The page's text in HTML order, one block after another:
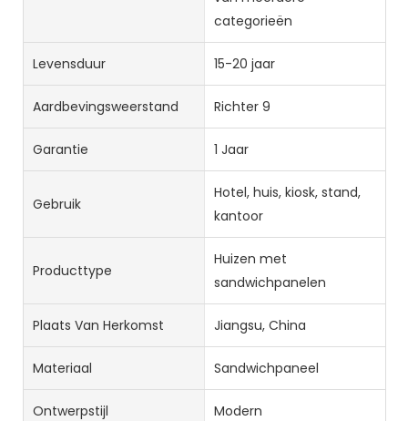
categorieën
Levensduur 15-20 jaar
Aardbevingsweerstand Richter 9
Garantie 1 Jaar
Gebruik
Hotel, huis, kiosk, stand,
kantoor
Producttype
Huizen met
sandwichpanelen
Plaats Van Herkomst Jiangsu, China
Materiaal Sandwichpaneel
Ontwerpstijl Modern